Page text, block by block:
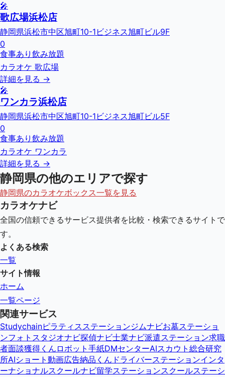
🎤
歌広場浜松店
静岡県浜松市中区旭町10-1ビジネス旭町ビル9F
0
食事あり 飲み放題
カラオケ 歌広場
詳細を見る →
🎤
ワンカラ浜松店
静岡県浜松市中区旭町10-1ビジネス旭町ビル5F
0
食事あり 飲み放題
カラオケ ワンカラ
詳細を見る →
静岡県の他のエリアで探す
静岡県のカラオケボックス一覧を見る
カラオケナビ
全国の信頼できるサービス提供者を比較・検索できるサイトで
す。
よくある検索
一覧
サイト情報
ホーム
一覧ページ
関連サービス
Studychainピラティスステーションジムナビお墓ステーショ
ンフォトスタジオナビ探偵ナビ士業ナビ派遣ステーション求職
者面談獲得くん ロボット手紙DMセンターAIスカウト総合研究
所AIショート動画広告納品くん ドライバーステーションインタ
ーナショナルスクールナビ留学ステーションスクールステーシ